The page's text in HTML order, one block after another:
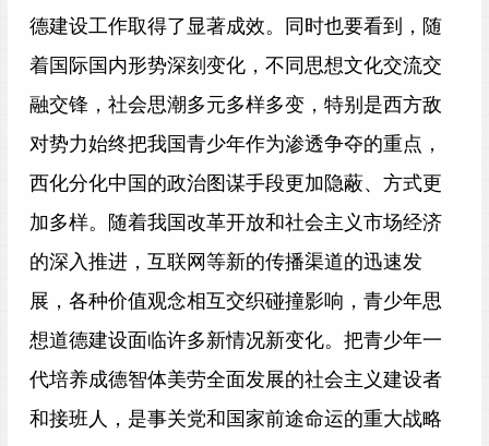
德建设工作取得了显著成效。同时也要看到，随
着国际国内形势深刻变化，不同思想文化交流交
融交锋，社会思潮多元多样多变，特别是西方敌
对势力始终把我国青少年作为渗透争夺的重点，
西化分化中国的政治图谋手段更加隐蔽、方式更
加多样。随着我国改革开放和社会主义市场经济
的深入推进，互联网等新的传播渠道的迅速发
展，各种价值观念相互交织碰撞影响，青少年思
想道德建设面临许多新情况新变化。把青少年一
代培养成德智体美劳全面发展的社会主义建设者
和接班人，是事关党和国家前途命运的重大战略